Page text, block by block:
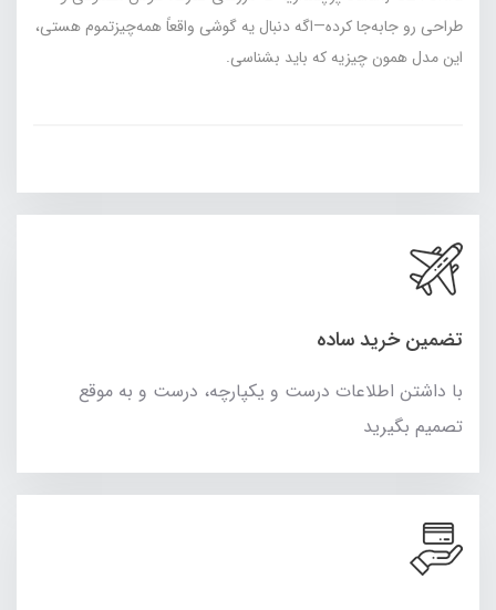
طراحی رو جابه‌جا کرده—اگه دنبال یه گوشی واقعاً همه‌چیزتموم هستی،
این مدل همون چیزیه که باید بشناسی.
تضمین خرید ساده
با داشتن اطلاعات درست و یکپارچه، درست و به موقع
تصمیم بگیرید